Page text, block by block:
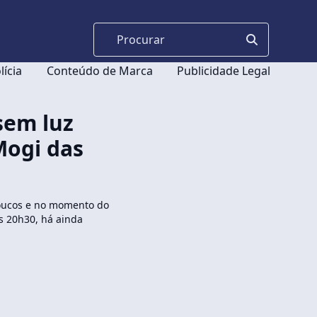
Conteúdo de Marca Publicidade Legal
luz
das
e no momento do
20h30, há ainda